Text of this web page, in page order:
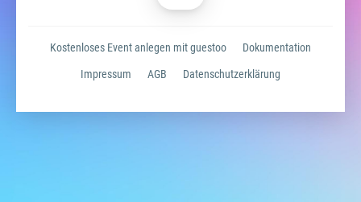
Kostenloses Event anlegen mit guestoo Dokumentation
Impressum AGB Datenschutzerklärung